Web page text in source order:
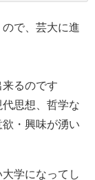
で、芸大に進
るのです
思想、哲学な
・興味が湧い
学になってし